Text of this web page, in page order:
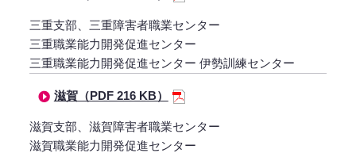
三重支部、三重障害者職業センター
三重職業能力開発促進センター
三重職業能力開発促進センター 伊勢訓練センター
滋賀（PDF 216 KB）
滋賀支部、滋賀障害者職業センター
滋賀職業能力開発促進センター